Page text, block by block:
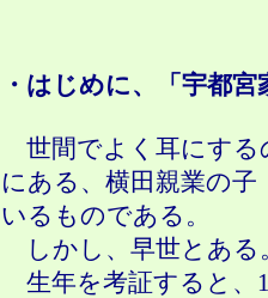
・はじめに、「宇都
世間でよく耳にする
にある、横田親業の
いるものである。
しかし、早世とある
生年を考証すると、